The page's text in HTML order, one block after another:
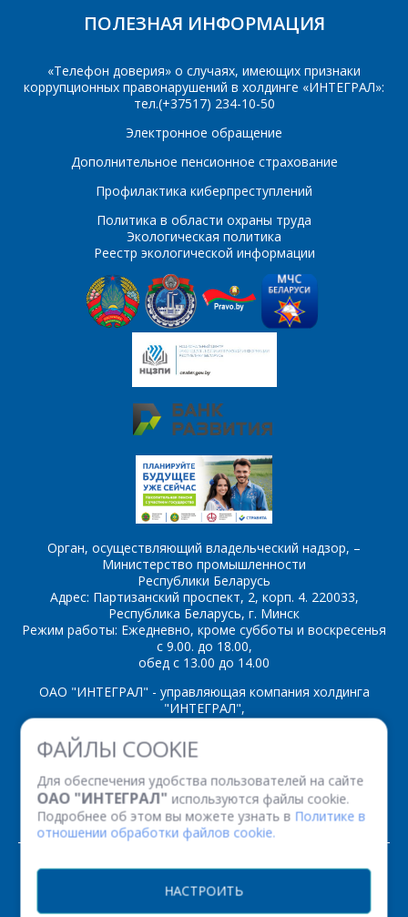
ФАЙЛЫ COOKIE
Для обеспечения удобства пользователей на сайте
ОАО "ИНТЕГРАЛ" используются файлы cookie.
Подробнее об этом вы можете узнать в Политике в
отношении обработки файлов cookie.
НАСТРОИТЬ
ПОЛЕЗНАЯ ИНФОРМАЦИЯ
«Телефон доверия» о случаях, имеющих признаки
коррупционных правонарушений в холдинге «ИНТЕГРАЛ»:
тел.(+37517) 234-10-50
Электронное обращение
Дополнительное пенсионное страхование
Профилактика киберпреступлений
Политика в области охраны труда
Экологическая политика
Реестр экологической информации
Орган, осуществляющий владельческий надзор, –
Министерство промышленности
Республики Беларусь
Адрес: Партизанский проспект, 2, корп. 4. 220033,
Республика Беларусь, г. Минск
Режим работы: Ежедневно, кроме субботы и воскресенья
с 9.00. до 18.00,
обед с 13.00 до 14.00
ОАО "ИНТЕГРАЛ" - управляющая компания холдинга
"ИНТЕГРАЛ",
ул. Казинца И.П., д.121А, комната 327, г. Минск, 220108,
Республика Беларусь
Факс: (+375 17) 338 12 94 УНП 100386629
Рег. номер 100386629 от 01.08.2013 г.
© 2026. Все права защищены.